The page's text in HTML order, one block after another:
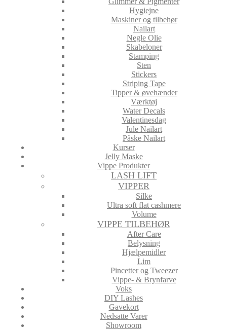
Hygiejne
Maskiner og tilbehør
Nailart
Negle Olie
Skabeloner
Stamping
Sten
Stickers
Striping Tape
Tipper & øvehænder
Værktøj
Water Decals
Valentinesdag
Jule Nailart
Påske Nailart
Kurser
Jelly Maske
Vippe Produkter
LASH LIFT
VIPPER
Silke
Ultra soft flat cashmere
Volume
VIPPE TILBEHØR
After Care
Belysning
Hjælpemidler
Lim
Pincetter og Tweezer
Vippe- & Brynfarve
Voks
DIY Lashes
Gavekort
Nedsatte Varer
Showroom